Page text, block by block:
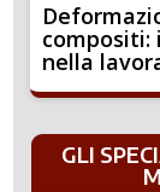
compositi:
nella
GLI